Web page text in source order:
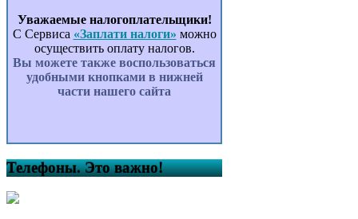
Уважаемые налогоплательщики!
С Сервиса «Заплати налоги» можно
осуществить оплату налогов.
Вы можете также воспользоваться
удобными кнопками в нижней
части нашего сайта
Телефоны. Это важно!